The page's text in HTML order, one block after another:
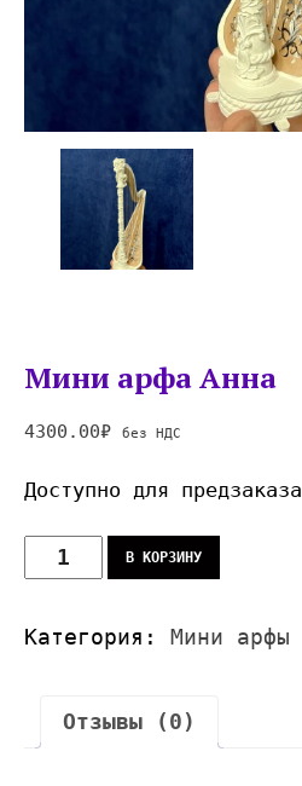
Мини арфа Анна
4300.00₽ без НДС
Доступно для предзаказа
В КОРЗИНУ
Категория: Мини арфы
Отзывы (0)